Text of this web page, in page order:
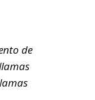
de